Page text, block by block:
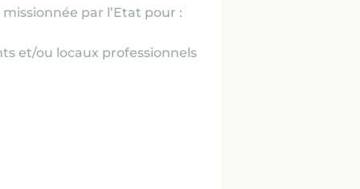
missionnée par l’Etat pour :
et/ou locaux professionnels